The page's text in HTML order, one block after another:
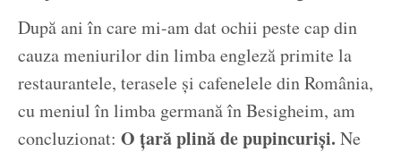
După ani în care mi-am dat ochii peste cap din
cauza meniurilor din limba engleză primite la
restaurantele, terasele și cafenelele din România,
cu meniul în limba germană în Besigheim, am
concluzionat: O țară plină de pupincuriși. Ne